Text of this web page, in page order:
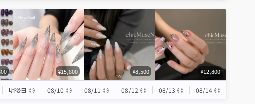
¥15,800 ¥8,500 ¥12,800
明後日 ◎ 08/10 ◎ 08/11 ◎ 08/12 ◎ 08/13 ◎ 08/14 ◎